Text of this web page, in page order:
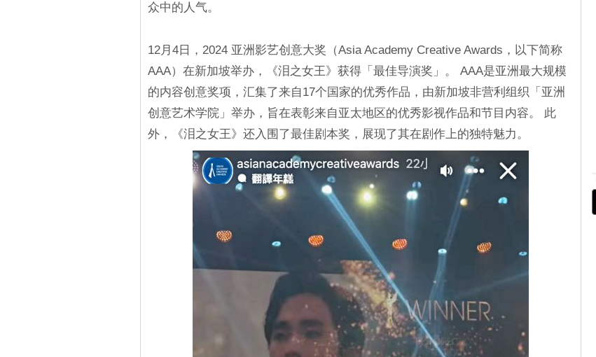
众中的人气。
12月4日，2024 亚洲影艺创意大奖（Asia Academy Creative Awards，以下简称
AAA）在新加坡举办，《泪之女王》获得「最佳导演奖」。 AAA是亚洲最大规模
的内容创意奖项，汇集了来自17个国家的优秀作品，由新加坡非营利组织「亚洲
创意艺术学院」举办，旨在表彰来自亚太地区的优秀影视作品和节目内容。 此
外，《泪之女王》还入围了最佳剧本奖，展现了其在剧作上的独特魅力。